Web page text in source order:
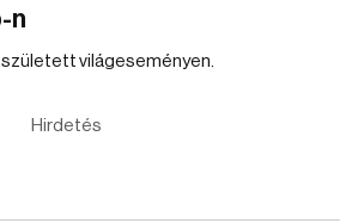
n
született világeseményen.
Hirdetés